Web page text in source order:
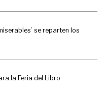
se reparten los
la Feria del Libro